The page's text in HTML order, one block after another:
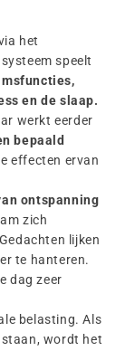
het
speelt
en de slaap.
werkt eerder
bepaald
effecten ervan
ontspanning
zich
lijken
te hanteren.
dag zeer
belasting. Als
wordt het